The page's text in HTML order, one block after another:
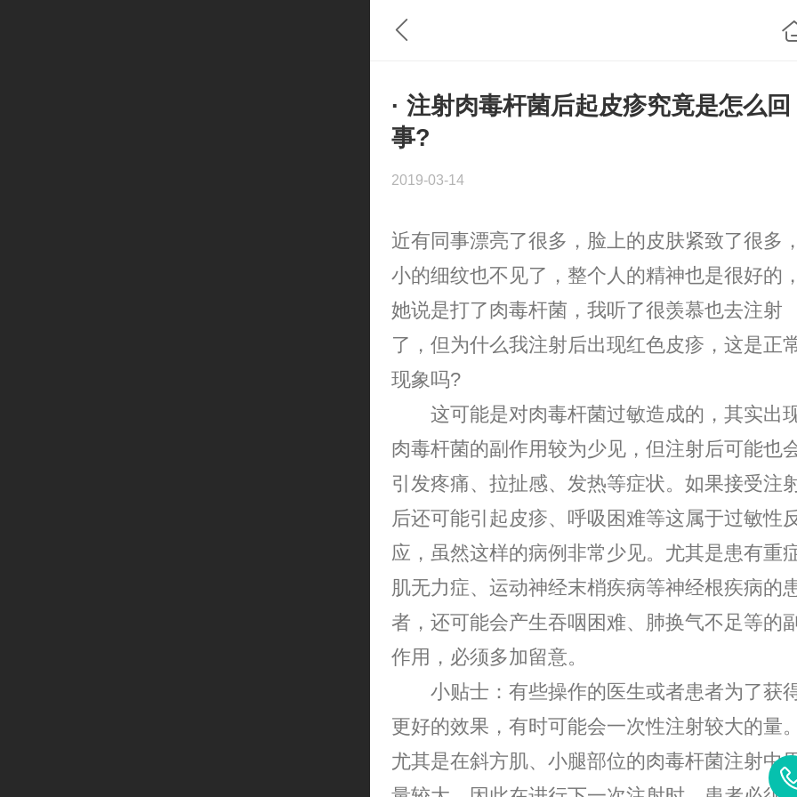
· 注射肉毒杆菌后起皮疹究竟是怎么回
事?
2019-03-14
近有同事漂亮了很多，脸上的皮肤紧致了很多，
小的细纹也不见了，整个人的精神也是很好的，
她说是打了肉毒杆菌，我听了很羡慕也去注射
了，但为什么我注射后出现红色皮疹，这是正
现象吗?
这可能是对肉毒杆菌过敏造成的，其实出
肉毒杆菌的副作用较为少见，但注射后可能也
引发疼痛、拉扯感、发热等症状。如果接受注
后还可能引起皮疹、呼吸困难等这属于过敏性
应，虽然这样的病例非常少见。尤其是患有重
肌无力症、运动神经末梢疾病等神经根疾病的
者，还可能会产生吞咽困难、肺换气不足等的副
作用，必须多加留意。
小贴士：有些操作的医生或者患者为了获
更好的效果，有时可能会一次性注射较大的量。
尤其是在斜方肌、小腿部位的肉毒杆菌注射中